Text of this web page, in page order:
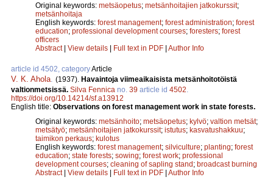
Original keywords: metsäopetus; metsänhoitajien jatkokurssit;
metsänhoitaja
English keywords: forest management; forest administration; forest
education; professional development courses; foresters; forest
officers
Abstract| View details | Full text in PDF | Author Info
article id 4502, categoryArticle
V. K. Ahola (1937). Havaintoja viimeaikaisista metsänhoitotöistä
valtionmetsissä. Silva Fennica no. 39 article id 4502
https://doi.org/10.14214/sf.a13912
English title: Observations on forest management work in state forests.
Original keywords: metsänhoito; metsäopetus; kylvö; valtion metsät;
metsätyö; metsänhoitajien jatkokurssit; istutus; kasvatushakkuu;
taimikon perkaus; kulotus
English keywords: forest management; silviculture; planting; forest
education; state forests; sowing; forest work; professional
development courses; cleaning of sapling stand; broadcast burning
Abstract| View details | Full text in PDF | Author Info